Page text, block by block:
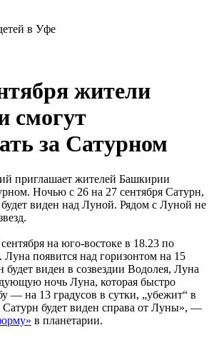
в Уфе
жители
смогут
за Сатурном
приглашает жителей Башкирии
Ночью с 26 на 27 сентября Сатурн,
будет виден над Луной. Рядом с Луной не
на юго-востоке в 18.23 по
появится над горизонтом на 15
виден в созвездии Водолея, Луна
ночь Луна, которая быстро
— на 13 градусов в сутки, „убежит“ в
Сатурн будет виден справа от Луны», —
в планетарии.